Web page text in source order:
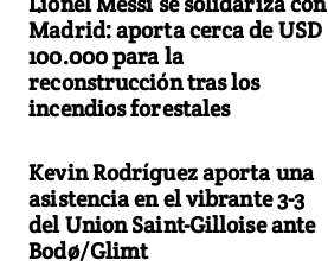
Madrid: aporta cerca de USD
100.000 para la
reconstrucción tras los
incendios forestales
Kevin Rodríguez aporta una
asistencia en el vibrante 3-3
del Union Saint-Gilloise ante
Bodø/Glimt